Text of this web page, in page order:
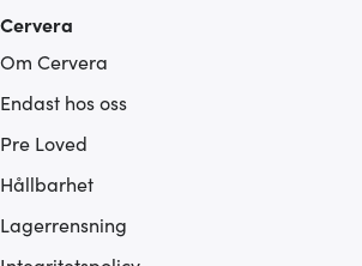
Cervera
Om Cervera
Endast hos oss
Pre Loved
Hållbarhet
Lagerrensning